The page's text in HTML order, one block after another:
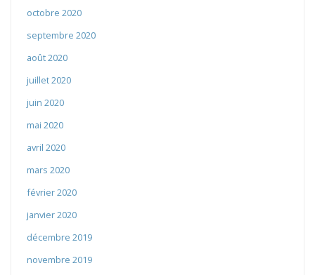
octobre 2020
septembre 2020
août 2020
juillet 2020
juin 2020
mai 2020
avril 2020
mars 2020
février 2020
janvier 2020
décembre 2019
novembre 2019